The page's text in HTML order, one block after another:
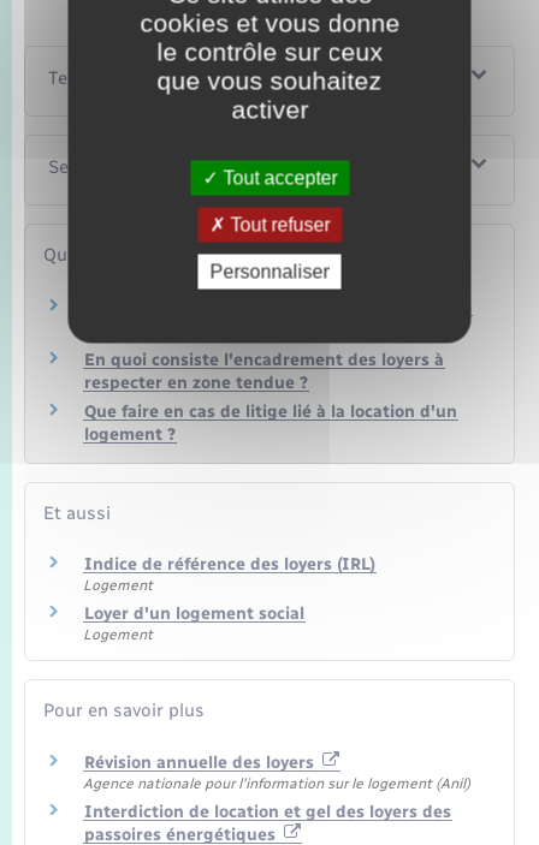
Textes de référence
Services en ligne et formulaires
Questions ? Réponses !
En quoi consiste l'encadrement des loyers à
respecter en zone tendue ?
Que faire en cas de litige lié à la location d'un
logement ?
Et aussi
Indice de référence des loyers (IRL)
Logement
Loyer d'un logement social
Logement
Pour en savoir plus
Révision annuelle des loyers
Agence nationale pour l'information sur le logement (Anil)
Interdiction de location et gel des loyers des
passoires énergétiques
cookies et vous donne
le contrôle sur ceux
que vous souhaitez
activer
Tout accepter
Tout refuser
Personnaliser